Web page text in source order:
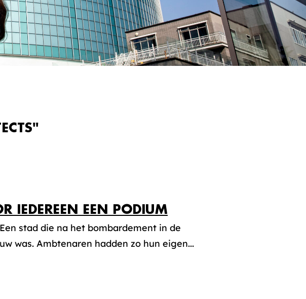
IEDEREEN EEN PODIUM
stad die na het bombardement in de
was. Ambtenaren hadden zo hun eigen...